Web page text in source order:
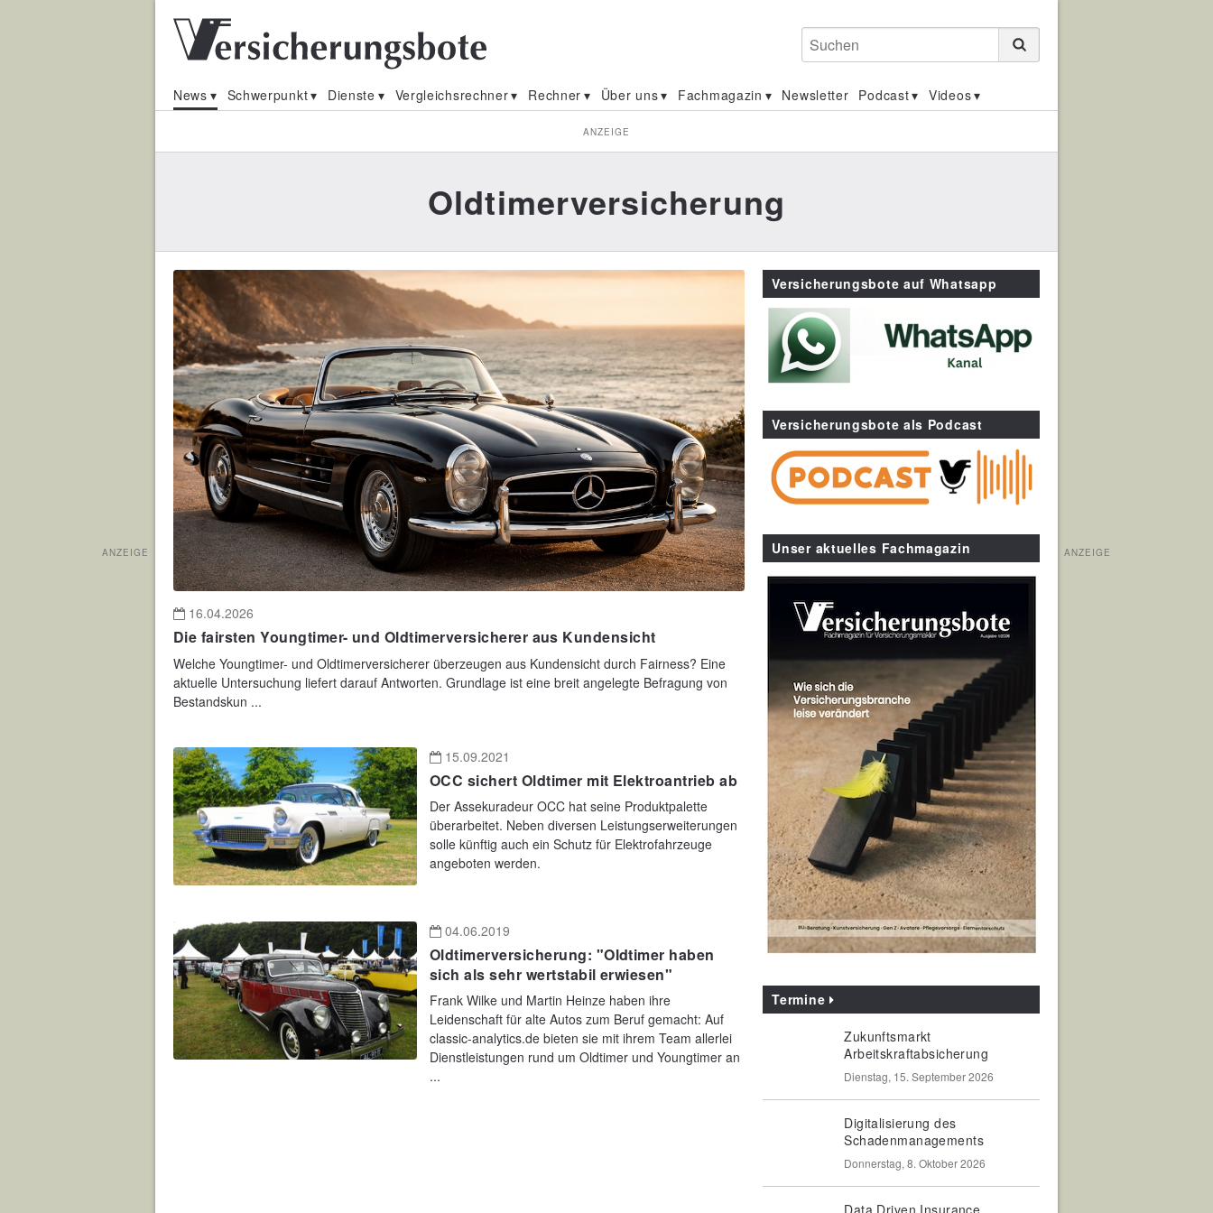
Suchen
News Schwerpunkt Dienste Vergleichsrechner Rechner Über uns Fachmagazin Newsletter Podcast Videos
ANZEIGE
Oldtimerversicherung
16.04.2026
Die fairsten Youngtimer- und Oldtimerversicherer aus Kundensicht
Welche Youngtimer- und Oldtimerversicherer überzeugen aus Kundensicht durch Fairness? Eine
aktuelle Untersuchung liefert darauf Antworten. Grundlage ist eine breit angelegte Befragung von
Bestandskun ...
15.09.2021
OCC sichert Oldtimer mit Elektroantrieb ab
Der Assekuradeur OCC hat seine Produktpalette
überarbeitet. Neben diversen Leistungserweiterungen
solle künftig auch ein Schutz für Elektrofahrzeuge
angeboten werden.
04.06.2019
Oldtimerversicherung: "Oldtimer haben
sich als sehr wertstabil erwiesen"
Frank Wilke und Martin Heinze haben ihre
Leidenschaft für alte Autos zum Beruf gemacht: Auf
classic-analytics.de bieten sie mit ihrem Team allerlei
Dienstleistungen rund um Oldtimer und Youngtimer an
...
Versicherungsbote auf Whatsapp
Versicherungsbote als Podcast
Unser aktuelles Fachmagazin
Termine
Zukunftsmarkt
Arbeitskraftabsicherung
Dienstag, 15. September 2026
Digitalisierung des
Schadenmanagements
Donnerstag, 8. Oktober 2026
Data Driven Insurance
ANZEIGE ANZEIGE